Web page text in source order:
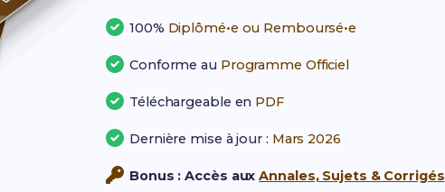
100% Diplômé•e ou Remboursé•e
Conforme au Programme Officiel
Téléchargeable en PDF
Dernière mise à jour : Mars 2026
Bonus : Accès auxAnnales, Sujets & Corrigés